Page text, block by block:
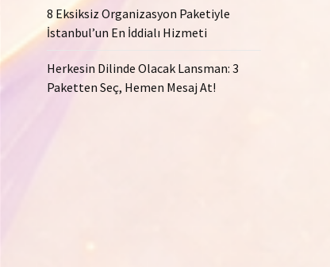
8 Eksiksiz Organizasyon Paketiyle
İstanbul’un En İddialı Hizmeti
Herkesin Dilinde Olacak Lansman: 3
Paketten Seç, Hemen Mesaj At!